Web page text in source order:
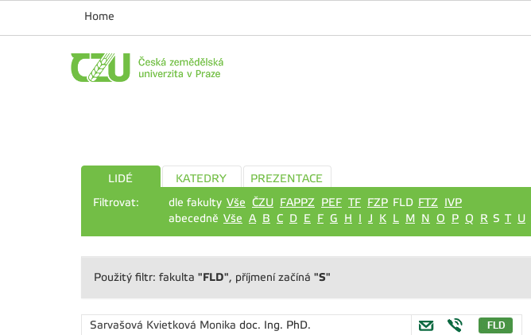
Home
LIDÉ KATEDRY
PREZENTACE
Filtrovat:
dle fakulty Vše ČZU FAPPZ PEF TF FZP FLD FTZ IVP
abecedně Vše A B C D E F G H I J K L M N O P Q R S T U
Použitý filtr: fakulta "FLD", příjmení začíná "S"
Sarvašová Kvietková Monika doc. Ing. PhD.